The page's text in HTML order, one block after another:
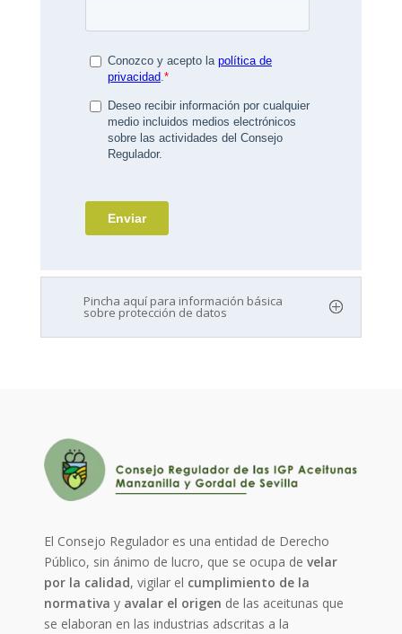
Pincha aquí para información básica
sobre protección de datos
El Consejo Regulador es una entidad de Derecho
Público, sin ánimo de lucro, que se ocupa develar
por la calidad, vigilar el cumplimiento de la
normativa y avalar el origen de las aceitunas que
se elaboran en las industrias adscritas a la